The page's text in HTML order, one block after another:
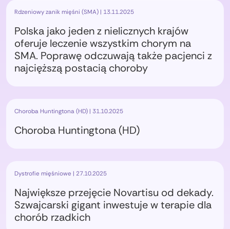
Rdzeniowy zanik mięśni (SMA) | 13.11.2025
Polska jako jeden z nielicznych krajów
oferuje leczenie wszystkim chorym na
SMA. Poprawę odczuwają także pacjenci z
najcięższą postacią choroby
Choroba Huntingtona (HD) | 31.10.2025
Choroba Huntingtona (HD)
Dystrofie mięśniowe | 27.10.2025
Największe przejęcie Novartisu od dekady.
Szwajcarski gigant inwestuje w terapie dla
chorób rzadkich